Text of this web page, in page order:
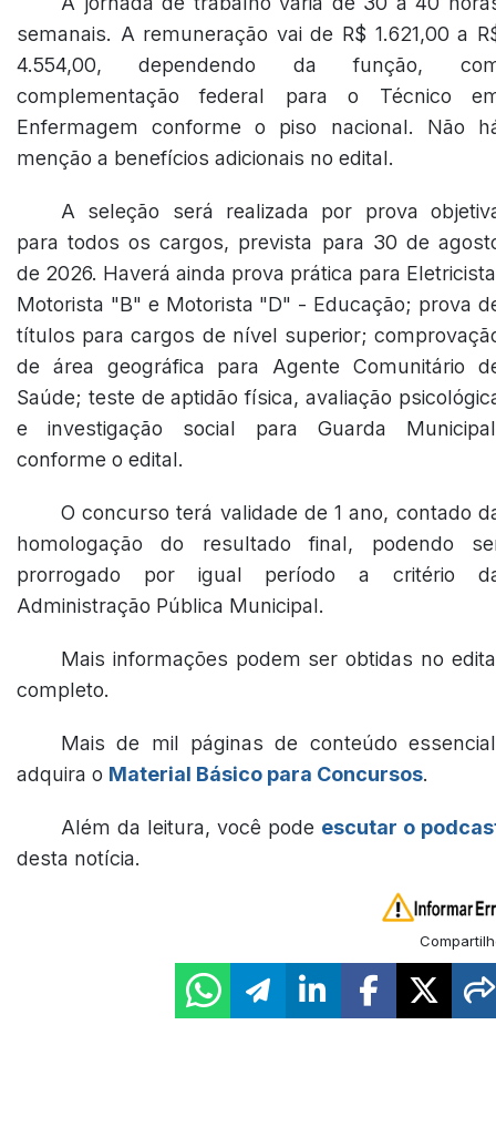
semanais. A remuneração vai de R$ 1.621,00 a
4.554,00, dependendo da função,
complementação federal para o Técnico
Enfermagem conforme o piso nacional. Não
menção a benefícios adicionais no edital.
A seleção será realizada por prova
para todos os cargos, prevista para 30 de
de 2026. Haverá ainda prova prática para
Motorista "B" e Motorista "D" - Educação; prova
títulos para cargos de nível superior;
de área geográfica para Agente Comunitário
Saúde; teste de aptidão física, avaliação
e investigação social para Guarda
conforme o edital.
O concurso terá validade de 1 ano, contado
homologação do resultado final, podendo
prorrogado por igual período a critério
Administração Pública Municipal.
Mais informações podem ser obtidas no
completo.
Mais de mil páginas de conteúdo
adquira o Material Básico para Concursos.
Além da leitura, você pode escutar o
desta notícia.